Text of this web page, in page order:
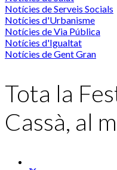
Notícies de Serveis Socials
Notícies d'Urbanisme
Notícies de Via Pública
Notícies d'Igualtat
Notícies de Gent Gran
Tota la
Cassà, al